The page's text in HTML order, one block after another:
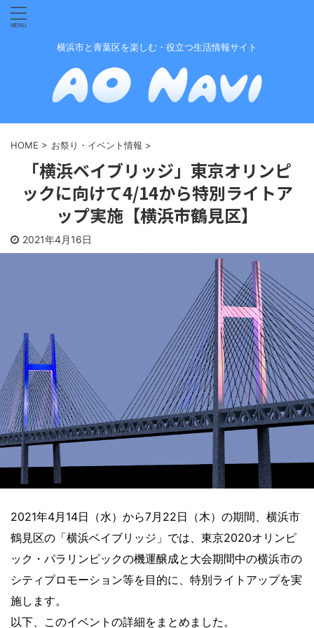
横浜市と青葉区を楽しむ・役立つ生活情報サイト
HOME > お祭り・イベント情報 >
「横浜ベイブリッジ」東京オリンピ
ックに向けて4/14から特別ライトア
ップ実施【横浜市鶴見区】
2021年4月16日
2021年4月14日（水）から7月22日（木）の期間、横浜市
鶴見区の「横浜ベイブリッジ」では、東京2020オリンピ
ック・パラリンピックの機運醸成と大会期間中の横浜市の
シティプロモーション等を目的に、特別ライトアップを実
施します。
以下、このイベントの詳細をまとめました。